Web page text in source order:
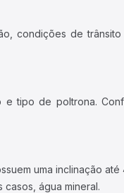
condições de
tipo de poltrona.
uma inclinação até
água mineral.